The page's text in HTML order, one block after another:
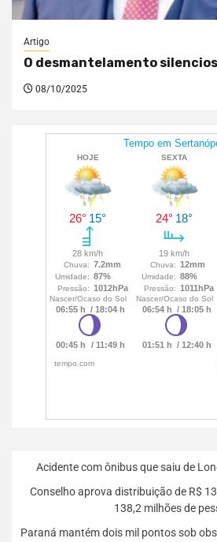
Artigo
O desmantelamento
08/10/2025
Acidente com ônibus que saiu de
Conselho aprova distribuição de R$
138,2 milhões de
Paraná mantém dois mil pontos sob